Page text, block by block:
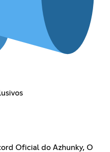
Oficial do Azhunky, O